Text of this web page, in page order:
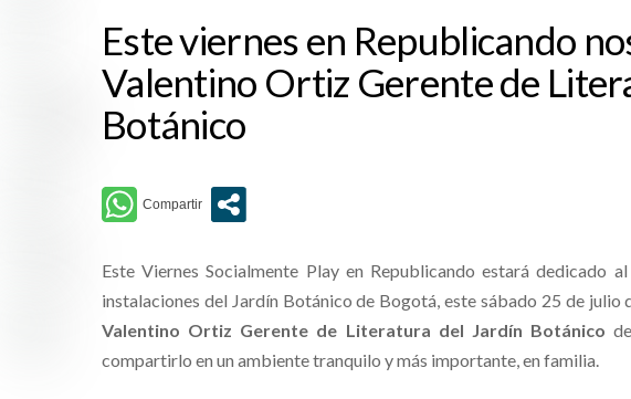
Este viernes en Republicando
Valentino Ortiz Gerente de
Botánico
Este Viernes Socialmente Play en Republicando estará dedicado al
instalaciones del Jardín Botánico de Bogotá, este sábado 25 de julio
Valentino Ortiz Gerente de Literatura del Jardín Botánico
compartirlo en un ambiente tranquilo y más importante, en familia.